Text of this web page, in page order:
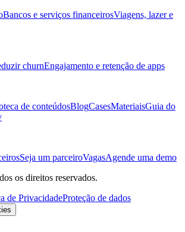
Bancos e serviços financeirosViagens, lazer e
churnEngajamento e retenção de apps
de conteúdosBlogCasesMateriaisGuia do
Seja um parceiroVagasAgende uma demo
os direitos reservados.
de PrivacidadeProteção de dados